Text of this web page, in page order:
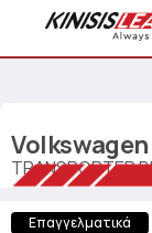
Volkswagen
TRANSPORTER
Επαγγελματικά